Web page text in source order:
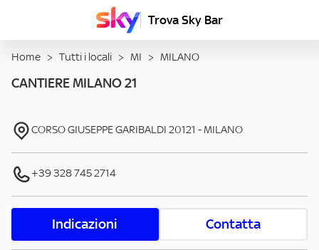
Trova Sky Bar
Home > Tutti i locali > MI > MILANO
CANTIERE MILANO 21
CORSO GIUSEPPE GARIBALDI 20121 -MILANO
+39 328 745 2714
Indicazioni Contatta